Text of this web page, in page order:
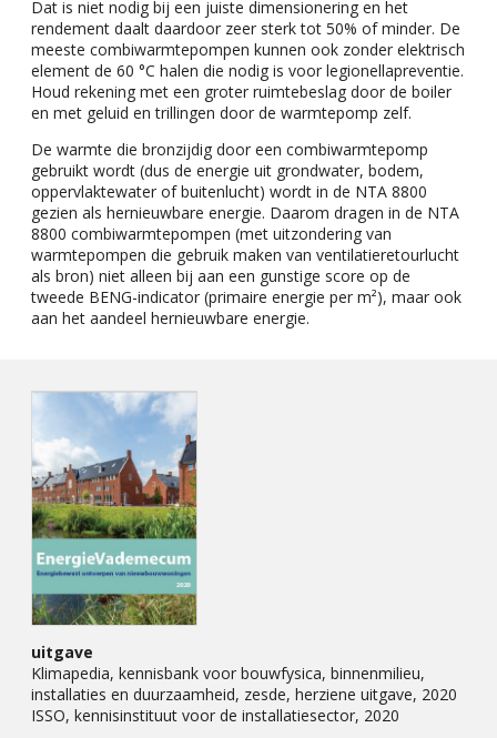
Dat is niet nodig bij een juiste dimensionering en het
rendement daalt daardoor zeer sterk tot 50% of minder. De
meeste combiwarmtepompen kunnen ook zonder elektrisch
element de 60 °C halen die nodig is voor legionellapreventie.
Houd rekening met een groter ruimtebeslag door de boiler
en met geluid en trillingen door de warmtepomp zelf.
De warmte die bronzijdig door een combiwarmtepomp
gebruikt wordt (dus de energie uit grondwater, bodem,
oppervlaktewater of buitenlucht) wordt in de NTA 8800
gezien als hernieuwbare energie. Daarom dragen in de NTA
8800 combiwarmtepompen (met uitzondering van
warmtepompen die gebruik maken van ventilatieretourlucht
als bron) niet alleen bij aan een gunstige score op de
tweede BENG-indicator (primaire energie per m²), maar ook
aan het aandeel hernieuwbare energie.
uitgave
Klimapedia, kennisbank voor bouwfysica, binnenmilieu,
installaties en duurzaamheid, zesde, herziene uitgave, 2020
ISSO, kennisinstituut voor de installatiesector, 2020